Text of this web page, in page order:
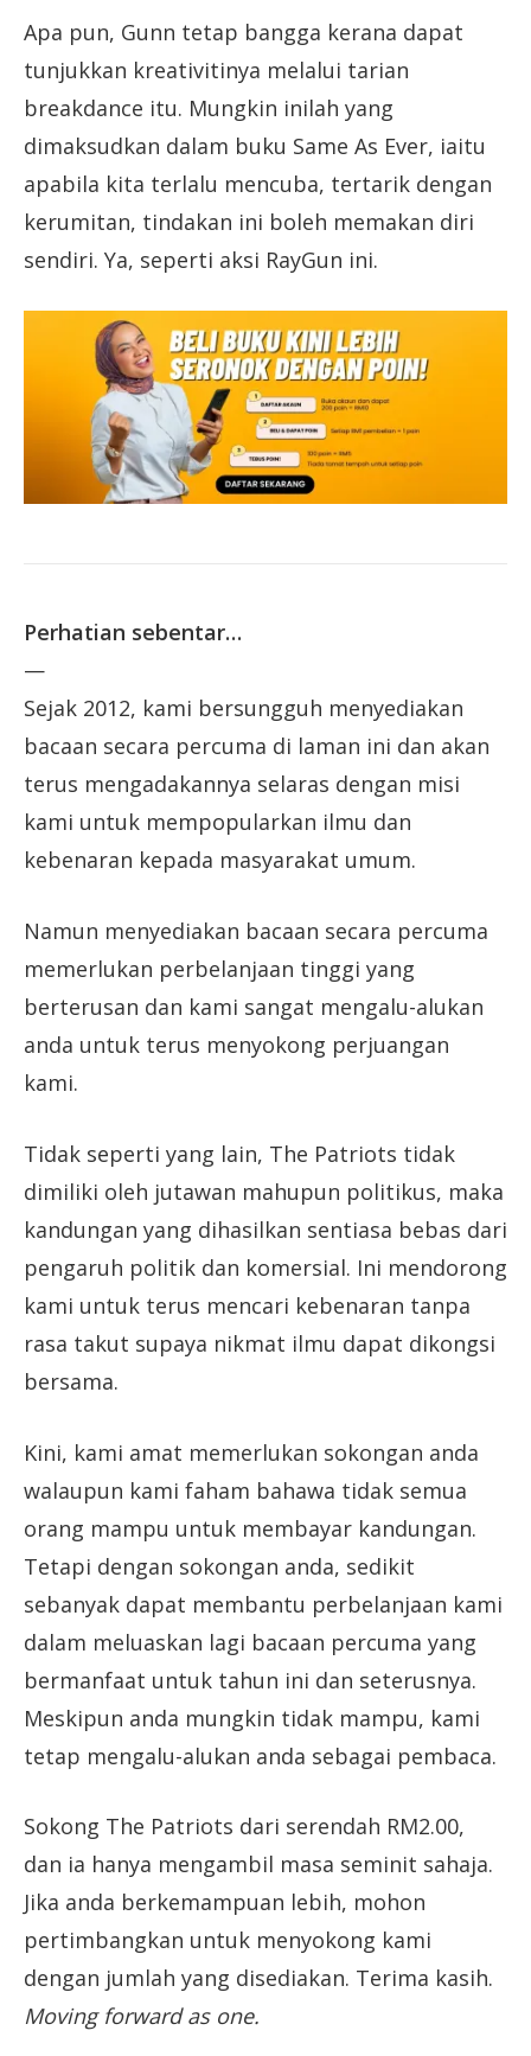
Apa pun, Gunn tetap bangga kerana dapat
tunjukkan kreativitinya melalui tarian
breakdance itu. Mungkin inilah yang
dimaksudkan dalam buku Same As Ever, iaitu
apabila kita terlalu mencuba, tertarik dengan
kerumitan, tindakan ini boleh memakan diri
sendiri. Ya, seperti aksi RayGun ini.
Perhatian sebentar…
—
Sejak 2012, kami bersungguh menyediakan
bacaan secara percuma di laman ini dan akan
terus mengadakannya selaras dengan misi
kami untuk mempopularkan ilmu dan
kebenaran kepada masyarakat umum.
Namun menyediakan bacaan secara percuma
memerlukan perbelanjaan tinggi yang
berterusan dan kami sangat mengalu-alukan
anda untuk terus menyokong perjuangan
kami.
Tidak seperti yang lain, The Patriots tidak
dimiliki oleh jutawan mahupun politikus, maka
kandungan yang dihasilkan sentiasa bebas dari
pengaruh politik dan komersial. Ini mendorong
kami untuk terus mencari kebenaran tanpa
rasa takut supaya nikmat ilmu dapat dikongsi
bersama.
Kini, kami amat memerlukan sokongan anda
walaupun kami faham bahawa tidak semua
orang mampu untuk membayar kandungan.
Tetapi dengan sokongan anda, sedikit
sebanyak dapat membantu perbelanjaan kami
dalam meluaskan lagi bacaan percuma yang
bermanfaat untuk tahun ini dan seterusnya.
Meskipun anda mungkin tidak mampu, kami
tetap mengalu-alukan anda sebagai pembaca.
Sokong The Patriots dari serendah RM2.00,
dan ia hanya mengambil masa seminit sahaja.
Jika anda berkemampuan lebih, mohon
pertimbangkan untuk menyokong kami
dengan jumlah yang disediakan. Terima kasih.
Moving forward as one.